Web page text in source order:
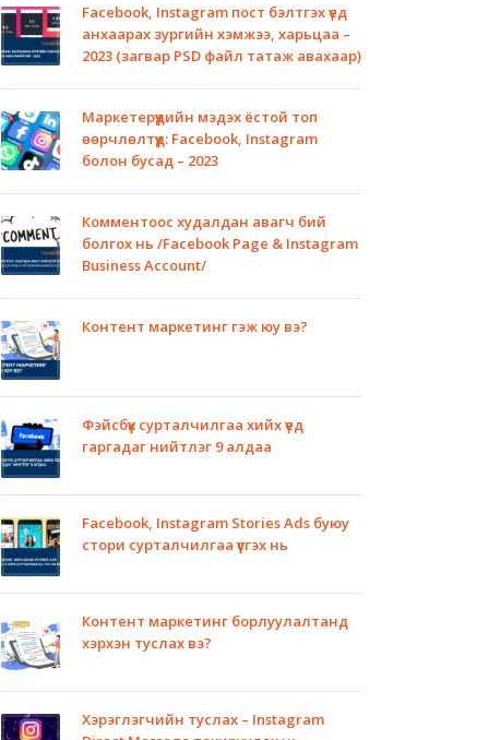
Facebook, Instagram пост бэлтгэх үед
анхаарах зургийн хэмжээ, харьцаа –
2023 (загвар PSD файл татаж авахаар)
Маркетерүүдийн мэдэх ёстой топ
өөрчлөлтүүд: Facebook, Instagram
болон бусад – 2023
Комментоос худалдан авагч бий
болгох нь /Facebook Page & Instagram
Business Account/
Контент маркетинг гэж юу вэ?
Фэйсбүүк сурталчилгаа хийх үед
гаргадаг нийтлэг 9 алдаа
Facebook, Instagram Stories Ads буюу
стори сурталчилгаа үүсгэх нь
Контент маркетинг борлуулалтанд
хэрхэн туслах вэ?
Хэрэглэгчийн туслах – Instagram